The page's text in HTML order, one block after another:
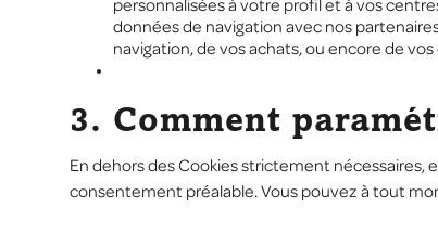
personnalisées à votre profil et à vos
données de navigation avec nos
navigation, de vos achats, ou encore de
3. Comment
En dehors des Cookies strictement nécessaires,
consentement préalable. Vous pouvez à tout